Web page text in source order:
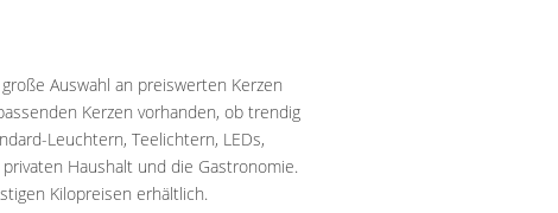
Auswahl an preiswerten Kerzen
Kerzen vorhanden, ob trendig
Leuchtern, Teelichtern, LEDs,
Haushalt und die Gastronomie.
Kilopreisen erhältlich.